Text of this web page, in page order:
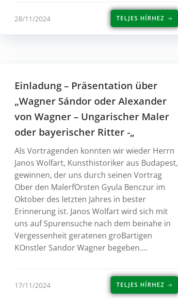
28/11/2024 TELJES HÍRHEZ
Einladung – Präsentation über
„Wagner Sándor oder Alexander
von Wagner – Ungarischer Maler
oder bayerischer Ritter -„
Als Vortragenden konnten wir wieder Herrn
Janos Wolfart, Kunsthistoriker aus Budapest,
gewinnen, der uns durch seinen Vortrag
Ober den MalerfOrsten Gyula Benczur im
Oktober des letzten Jahres in bester
Erinnerung ist. Janos Wolfart wird sich mit
uns auf Spurensuche nach dem beinahe in
Vergessenheit geratenen groBartigen
KOnstler Sandor Wagner begeben….
17/11/2024 TELJES HÍRHEZ